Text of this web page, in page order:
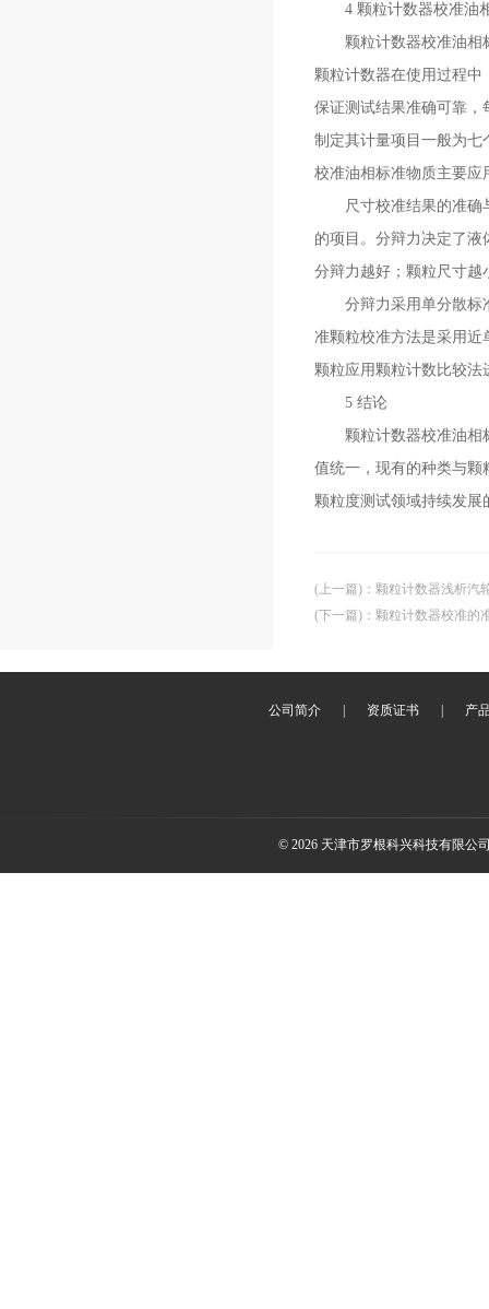
4 颗粒计数器校准油
颗粒计数器校准油相标
颗粒计数器在使用过程中
保证测试结果准确可靠，
制定其计量项目一般为七
校准油相标准物质主要应
尺寸校准结果的准确与
的项目。分辩力决定了
分辩力越好；颗粒尺寸
分辩力采用单分散标准
准颗粒校准方法是采用近
颗粒应用颗粒计数比较法
5 结论
颗粒计数器校准油相标
值统一，现有的种类与颗
颗粒度测试领域持续发展
(上一篇) ： 颗粒计数器浅析汽
(下一篇) ： 颗粒计数器校准的
公司简介 资质证书 产
© 2026 天津市罗根科兴科技有限公